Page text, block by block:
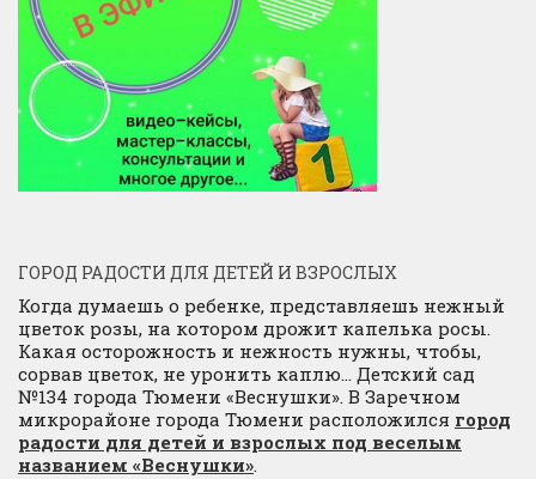
ГОРОД РАДОСТИ ДЛЯ ДЕТЕЙ И ВЗРОСЛЫХ
Когда думаешь о ребенке, представляешь нежный
цветок розы, на котором дрожит капелька росы.
Какая осторожность и нежность нужны, чтобы,
сорвав цветок, не уронить каплю… Детский сад
№134 города Тюмени «Веснушки». В Заречном
микрорайоне города Тюмени расположился город
радости для детей и взрослых под веселым
названием «Веснушки».